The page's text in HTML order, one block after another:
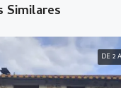
Similares
DE 2